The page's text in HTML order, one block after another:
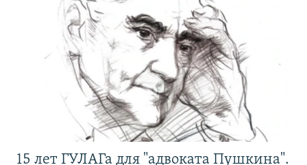
15 лет ГУЛАГа для "адвоката Пушкина".